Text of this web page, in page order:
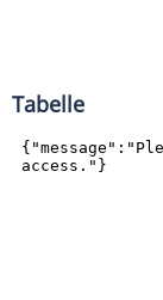
Tabelle